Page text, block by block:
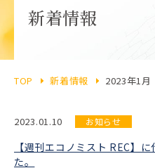
新着情報
TOP 新着情報 2023年1月
2023.01.10 お知らせ
【週刊エコノミスト REC】
た。